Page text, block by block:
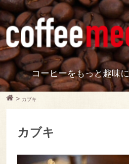
コーヒーをもっと趣味に
> カブキ
カブキ